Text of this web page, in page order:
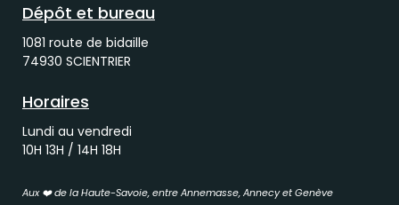
Dépôt et bureau
1081 route de bidaille
74930 SCIENTRIER
Horaires
Lundi au vendredi
10H 13H / 14H 18H
Aux ❤️ de la Haute-Savoie, entre Annemasse, Annecy et Genève